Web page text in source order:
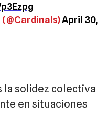
April 30,
la solidez colectiva
en situaciones